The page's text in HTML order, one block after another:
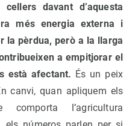
davant d’aquesta
més energia externa i
la pèrdua, però a la llarga
a empitjorar el
està afectant. És un peix
canvi, quan apliquem els
l’agricultura